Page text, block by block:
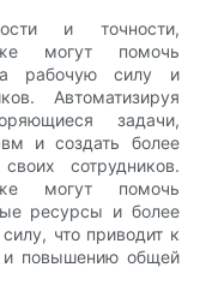
и точности,
могут помочь
рабочую силу и
Автоматизируя
задачи,
и создать более
сотрудников.
могут помочь
ресурсы и более
что приводит к
и повышению общей